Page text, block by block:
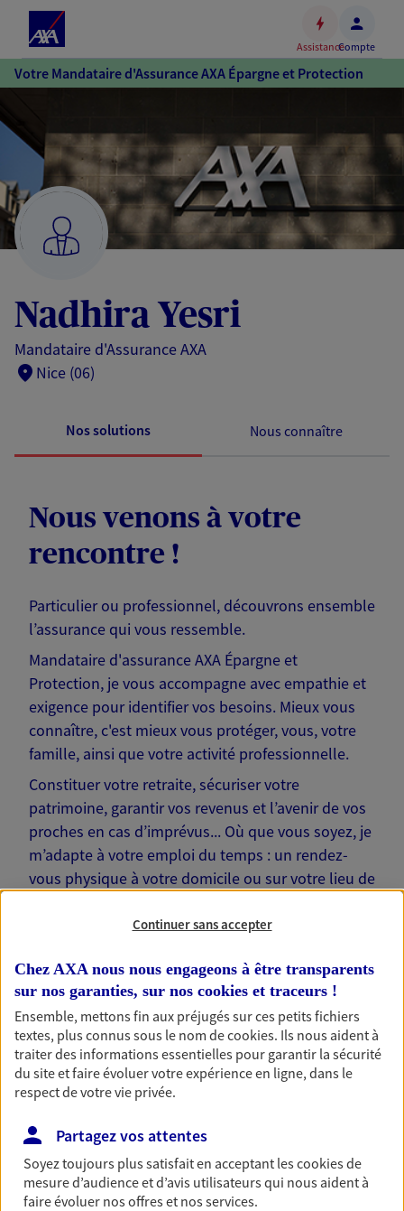
Accéder
au
Accéder
au
pied
de
page
AssistanceCompte
Votre Mandataire d'Assurance AXA Épargne et Protection
Nadhira Yesri
Mandataire d'Assurance AXA
Nice (06)
Nos solutions Nous connaître
Nous venons à votre
rencontre !
Particulier ou professionnel, découvrons ensemble
l’assurance qui vous ressemble.
Mandataire d'assurance AXA Épargne et
Protection, je vous accompagne avec empathie et
exigence pour identifier vos besoins. Mieux vous
connaître, c'est mieux vous protéger, vous, votre
famille, ainsi que votre activité professionnelle.
Constituer votre retraite, sécuriser votre
patrimoine, garantir vos revenus et l’avenir de vos
proches en cas d’imprévus... Où que vous soyez, je
m’adapte à votre emploi du temps : un rendez-
vous physique à votre domicile ou sur votre lieu de
Nos offres phares
Épargne
Réalisez vos projets grâce à votre épargne : achat
immobilier, études des enfants ou voyage autour
du monde… Épargnez à votre rythme et
simplement, selon votre profil.
Continuer sans accepter
Chez AXA nous nous engageons à être transparents
sur nos garanties, sur nos cookies et traceurs !
Ensemble, mettons fin aux préjugés sur ces petits fichiers
textes, plus connus sous le nom decookies. Ils nous aident à
traiter des informations essentielles pour garantir la sécurité
du site et faire évoluer votre expérience en ligne, dans le
respect de votre vie privée.
Partagez vos attentes
Soyez toujours plus satisfait en acceptant lescookiesde
mesure d’audience et d’avis utilisateurs qui nous aident à
faire évoluer nos offres et nos services.